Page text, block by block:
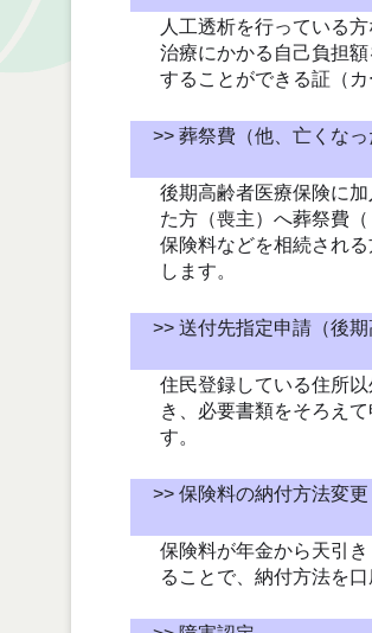
人工透析を行っている
治療にかかる自己負担
することができる証（カ
>> 葬祭費（他、亡くなっ
後期高齢者医療保険に
た方（喪主）へ葬祭費
保険料などを相続され
します。
>> 送付先指定申請（後期
住民登録している住所
き、必要書類をそろえ
す。
>> 保険料の納付方法変更
保険料が年金から天引
ることで、納付方法を